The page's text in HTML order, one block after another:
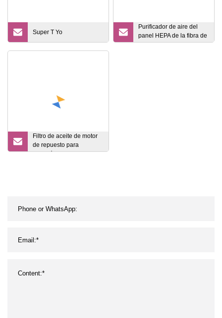
Super T Yo
Purificador de aire del
panel HEPA de la fibra de
vidrio del precio al por
Filtro de aceite de motor
de repuesto para
automóvil al por mayor